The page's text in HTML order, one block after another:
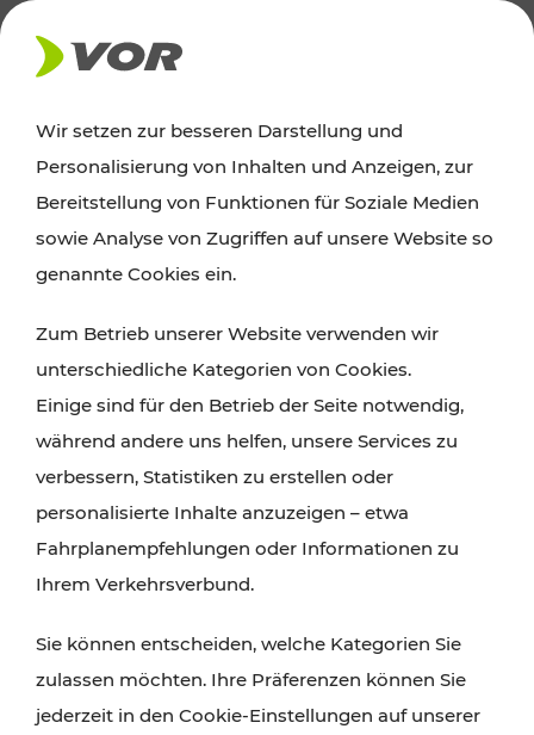
AKTUELLES
News
Alle wichtigen Meldungen zu Fahrplanänderungen,
finden Sie hier im Überblick.
Wir setzen zur besseren Darstellung und
Personalisierung von Inhalten und Anzeigen, zur
Bereitstellung von Funktionen für Soziale Medien
sowie Analyse von Zugriffen auf unsere Website so
genannte Cookies ein.
Zum Betrieb unserer Website verwenden wir
unterschiedliche Kategorien von Cookies.
Einige sind für den Betrieb der Seite notwendig,
während andere uns helfen, unsere Services zu
verbessern, Statistiken zu erstellen oder
personalisierte Inhalte anzuzeigen – etwa
Fahrplanempfehlungen oder Informationen zu
Ihrem Verkehrsverbund.
Sie können entscheiden, welche Kategorien Sie
zulassen möchten. Ihre Präferenzen können Sie
jederzeit in den Cookie-Einstellungen auf unserer